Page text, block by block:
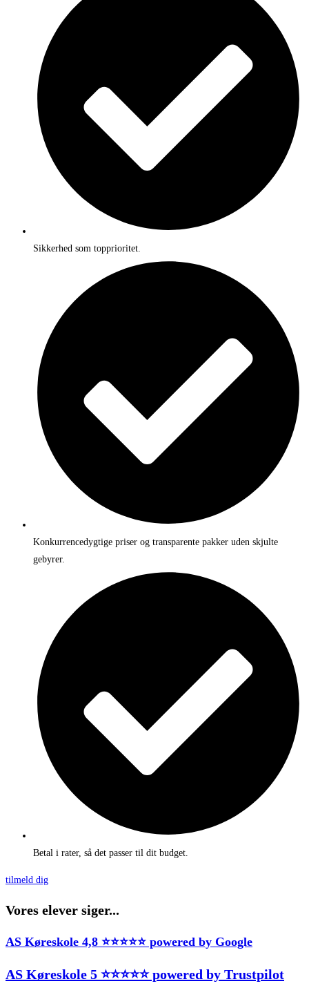
Sikkerhed som topprioritet.
Konkurrencedygtige priser og transparente pakker uden skjulte
gebyrer.
Betal i rater, så det passer til dit budget.
tilmeld dig
Vores elever siger...
AS Køreskole 4,8 ⭐⭐⭐⭐⭐ powered by Google
AS Køreskole 5 ⭐⭐⭐⭐⭐ powered by Trustpilot